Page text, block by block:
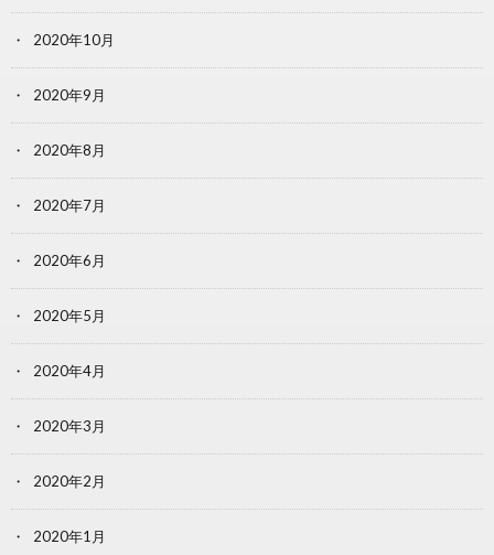
2020年10月
2020年9月
2020年8月
2020年7月
2020年6月
2020年5月
2020年4月
2020年3月
2020年2月
2020年1月